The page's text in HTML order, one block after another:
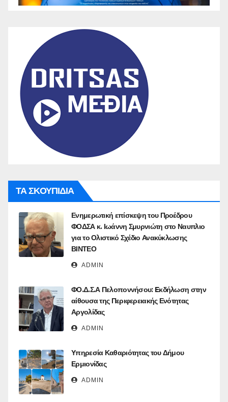
ΤΑ ΣΚΟΥΠΙΔΙΑ
Ενημερωτική επίσκεψη του Προέδρου
ΦΟΔΣΑ κ. Ιωάννη Σμυρνιώτη στο Ναυπλιο
για το Ολιστικό Σχέδιο Ανακύκλωσης
ΒΙΝΤΕΟ
ADMIN
ΦΟ.Δ.Σ.Α Πελοποννήσου: Eκδήλωση στην
αίθουσα της Περιφερειακής Ενότητας
Αργολίδας
ADMIN
Υπηρεσία Καθαριότητας του Δήμου
Ερμιονίδας
ADMIN